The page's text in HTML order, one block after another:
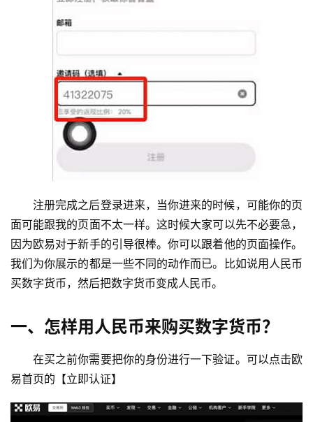
注册完成之后登录进来，当你进来的时候，可能你的页
面可能跟我的页面不太一样。这时候大家可以先不必要急，
因为欧易对于新手的引导很棒。你可以跟着他的页面操作。
我们为你展示的都是一些不同的动作而已。比如说用人民币
买数字货币，然后把数字货币变成人民币。
一、怎样用人民币来购买数字货币？
在买之前你需要把你的身份进行一下验证。可以点击欧
易首页的【立即认证】